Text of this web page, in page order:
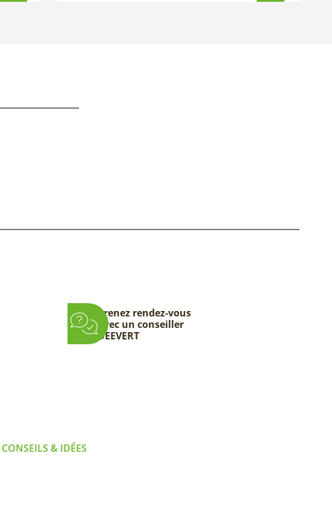
Prenez rendez-vous
avec un conseiller
DEEVERT
CONSEILS & IDÉES